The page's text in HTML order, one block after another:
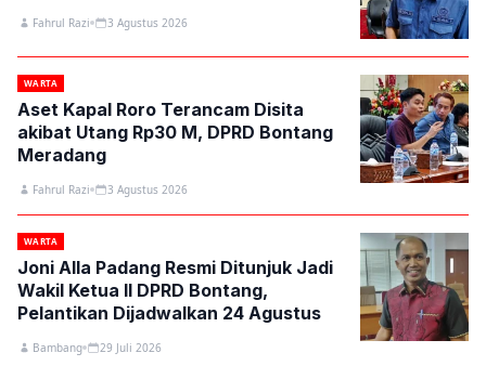
Fahrul Razi 3 Agustus 2026
WARTA
Aset Kapal Roro Terancam Disita
akibat Utang Rp30 M, DPRD Bontang
Meradang
Fahrul Razi 3 Agustus 2026
WARTA
Joni Alla Padang Resmi Ditunjuk Jadi
Wakil Ketua II DPRD Bontang,
Pelantikan Dijadwalkan 24 Agustus
Bambang 29 Juli 2026